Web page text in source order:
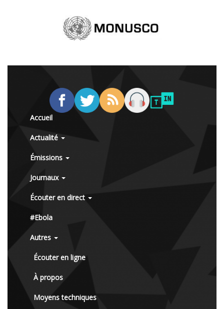
Accueil
Actualité
Émissions
Journaux
Écouter en direct
#Ebola
Autres
Écouter en ligne
À propos
Moyens techniques